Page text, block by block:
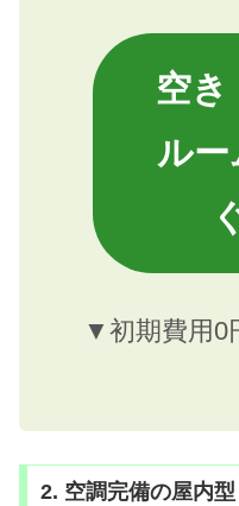
空き
ルー
▼初期費用0
2. 空調完備の屋内